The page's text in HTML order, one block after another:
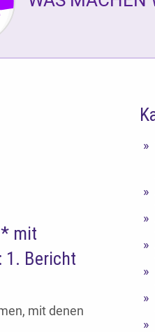
mit
1. Bericht
mit denen